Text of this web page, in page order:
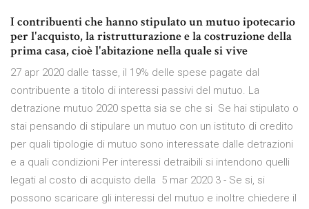
I contribuenti che hanno stipulato un mutuo ipotecario
per l'acquisto, la ristrutturazione e la costruzione della
prima casa, cioè l'abitazione nella quale si vive
27 apr 2020 dalle tasse, il 19% delle spese pagate dal
contribuente a titolo di interessi passivi del mutuo. La
detrazione mutuo 2020 spetta sia se che si Se hai stipulato o
stai pensando di stipulare un mutuo con un istituto di credito
per quali tipologie di mutuo sono interessate dalle detrazioni
e a quali condizioni Per interessi detraibili si intendono quelli
legati al costo di acquisto della 5 mar 2020 3 - Se si, si
possono scaricare gli interessi del mutuo e inoltre chiedere il